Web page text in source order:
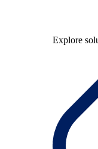
Explore